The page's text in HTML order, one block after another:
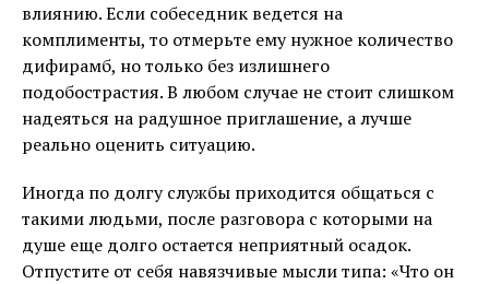
влиянию. Если собеседник ведется на
комплименты, то отмерьте ему нужное количество
дифирамб, но только без излишнего
подобострастия. В любом случае не стоит слишком
надеяться на радушное приглашение, а лучше
реально оценить ситуацию.
Иногда по долгу службы приходится общаться с
такими людьми, после разговора с которыми на
душе еще долго остается неприятный осадок.
Отпустите от себя навязчивые мысли типа: «Что он